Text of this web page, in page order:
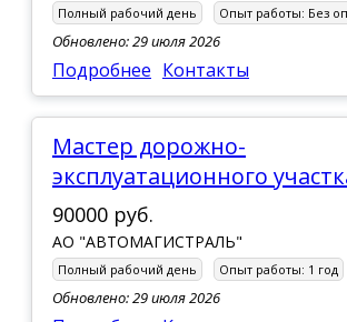
Полный рабочий день Опыт работы: Без
Обновлено: 29 июля 2026
Подробнее Контакты
Мастер дорожно-
эксплуатационного
90000 руб.
АО "АВТОМАГИСТРАЛЬ"
Полный рабочий день Опыт работы: 1 год
Обновлено: 29 июля 2026